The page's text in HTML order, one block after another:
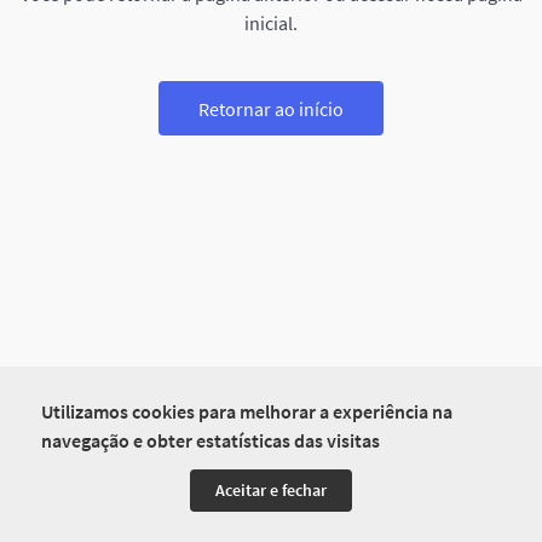
Utilizamos cookies para melhorar a experiência na
navegação e obter estatísticas das visitas
Aceitar e fechar
inicial.
Retornar ao início